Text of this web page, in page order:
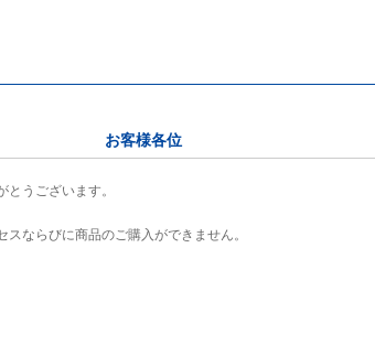
お客様各位
うございます。
ならびに商品のご購入ができません。